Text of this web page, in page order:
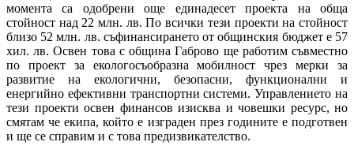
момента са одобрени още единадесет проекта на обща
стойност над 22 млн. лв. По всички тези проекти на стойност
близо 52 млн. лв. съфинансирането от общинския бюджет е 57
хил. лв. Освен това с община Габрово ще работим съвместно
по проект за екологосъобразна мобилност чрез мерки за
развитие на екологични, безопасни, функционални и
енергийно ефективни транспортни системи. Управлението на
тези проекти освен финансов изисква и човешки ресурс, но
смятам че екипа, който е изграден през годините е подготвен
и ще се справим и с това предизвикателство.